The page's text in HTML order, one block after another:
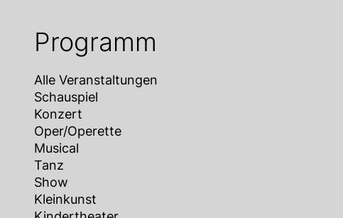
Programm
Alle Veranstaltungen
Schauspiel
Konzert
Oper/Operette
Musical
Tanz
Show
Kleinkunst